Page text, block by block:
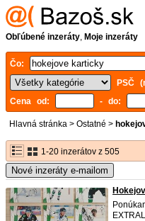
Obľúbené inzeráty, Moje inzeráty
Čo:
PSČ
Cena od:
- do:
Hlavná stránka > Ostatné >
1-20 inzerátov z 505
Nové inzeráty e-mailom